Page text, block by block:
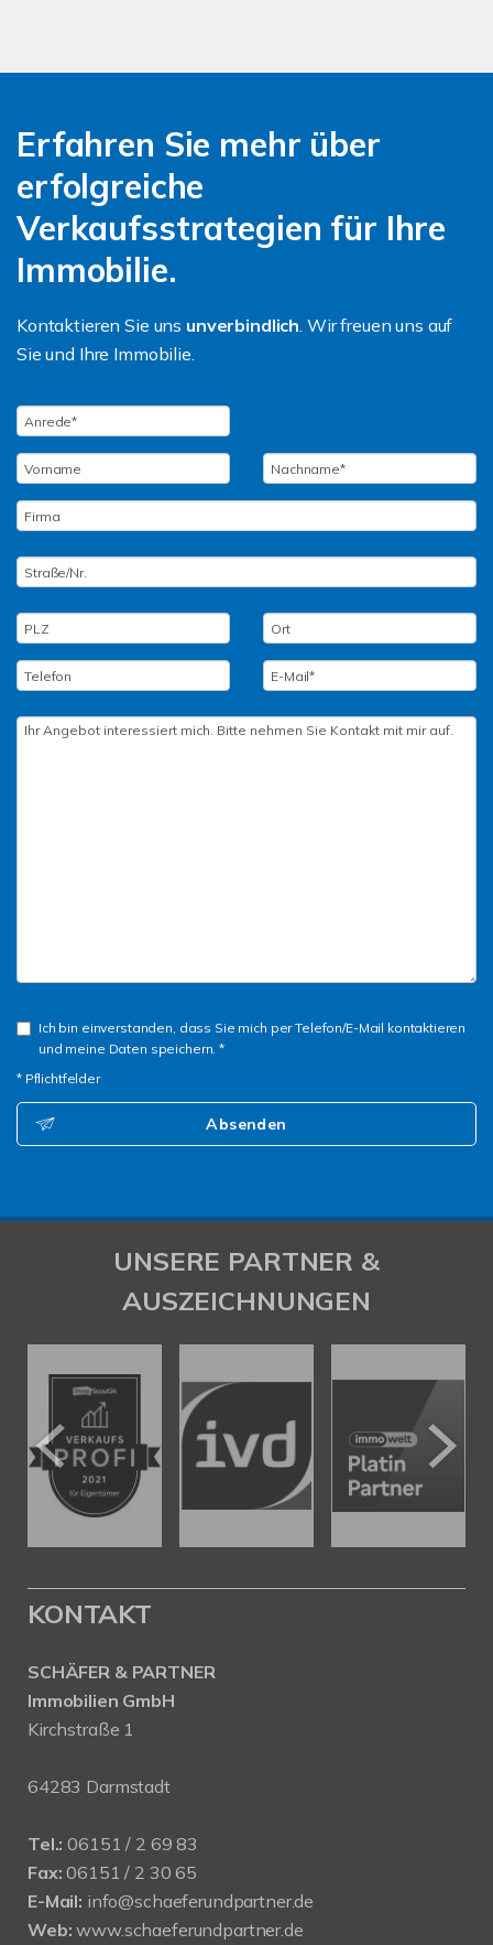
Erfahren Sie mehr über
erfolgreiche
Verkaufsstrategien für Ihre
Immobilie.
Kontaktieren Sie uns unverbindlich. Wir freuen uns auf
Sie und Ihre Immobilie.
Ich bin einverstanden, dass Sie mich per Telefon/E-Mail kontaktieren
und meine Daten speichern. *
* Pflichtfelder
Absenden
UNSERE PARTNER &
AUSZEICHNUNGEN
KONTAKT
SCHÄFER & PARTNER
Immobilien GmbH
Kirchstraße 1
64283 Darmstadt
Tel.: 06151 / 2 69 83
Fax: 06151 / 2 30 65
E-Mail: info@schaeferundpartner.de
Web: www.schaeferundpartner.de